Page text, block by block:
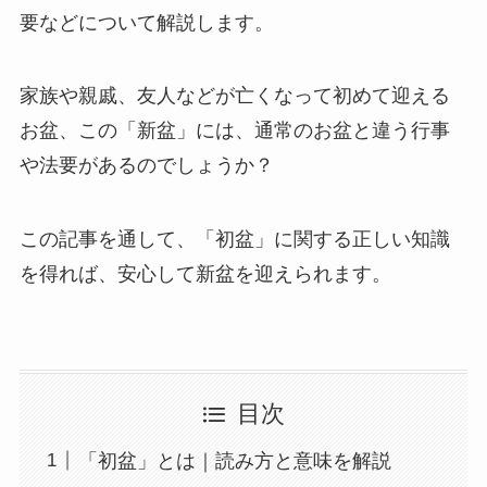
要などについて解説します。
家族や親戚、友人などが亡くなって初めて迎える
お盆、この「新盆」には、通常のお盆と違う行事
や法要があるのでしょうか？
この記事を通して、「初盆」に関する正しい知識
を得れば、安心して新盆を迎えられます。
目次
「初盆」とは｜読み方と意味を解説